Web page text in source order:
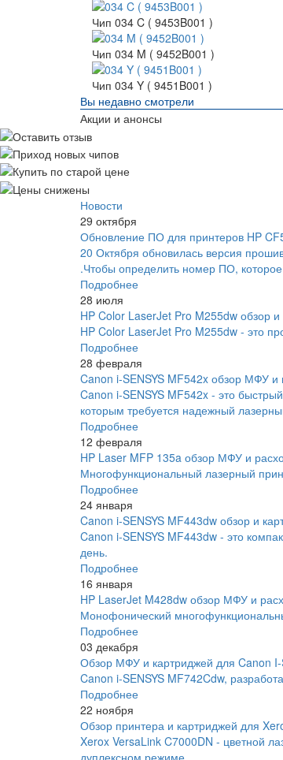
Чип 034 C ( 9453B001 )
Чип 034 M ( 9452B001 )
Чип 034 Y ( 9451B001 )
Вы недавно смотрели
Акции и анонсы
Новости
29 октября
Обновление ПО для принтеров HP
20 Октября обновилась версия
.Чтобы определить номер ПО,
Подробнее
28 июля
HP Color LaserJet Pro M255dw обзор и
HP Color LaserJet Pro M255dw - это
Подробнее
28 февраля
Canon i-SENSYS MF542x обзор МФУ и
Canon i-SENSYS MF542x - это
которым требуется надежный
Подробнее
12 февраля
HP Laser MFP 135a обзор МФУ и
Многофункциональный лазерный
Подробнее
24 января
Canon i-SENSYS MF443dw обзор и
Canon i-SENSYS MF443dw - это
день.
Подробнее
16 января
HP LaserJet M428dw обзор МФУ и
Монофонический
Подробнее
03 декабря
Обзор МФУ и картриджей для Canon I-
Canon i-SENSYS MF742Cdw,
Подробнее
22 ноября
Обзор принтера и картриджей для
Xerox VersaLink C7000DN - цветной
дуплексном режиме